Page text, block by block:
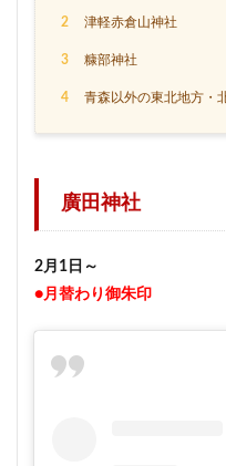
2 津軽赤倉山神社
3 糠部神社
4 青森以外の東北地方・
廣田神社
2月1日～
●月替わり御朱印